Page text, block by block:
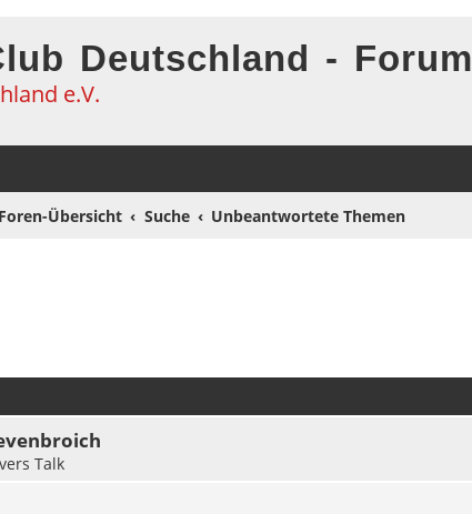
Deutschland - Forum
e.V.
Foren-Übersicht Suche Unbeantwortete Themen
Talk